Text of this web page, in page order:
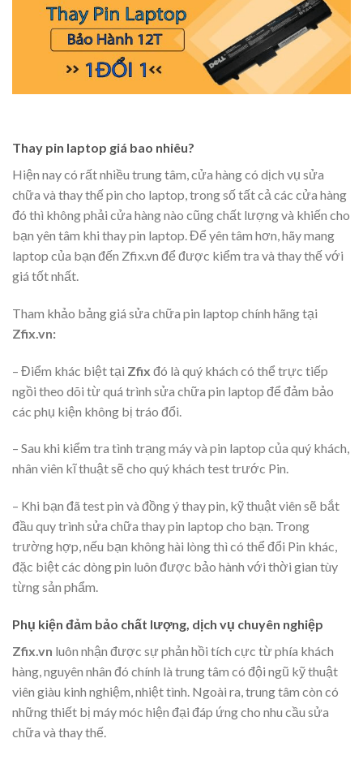
Thay pin laptop giá bao nhiêu?
Hiện nay có rất nhiều trung tâm, cửa hàng có dịch vụ sửa
chữa và thay thế pin cho laptop, trong số tất cả các cửa hàng
đó thì không phải cửa hàng nào cũng chất lượng và khiến cho
bạn yên tâm khi thay pin laptop. Để yên tâm hơn, hãy mang
laptop của bạn đến Zfix.vn để được kiểm tra và thay thế với
giá tốt nhất.
Tham khảo bảng giá sửa chữa pin laptop chính hãng tại
Zfix.vn:
– Điểm khác biệt tại Zfix đó là quý khách có thể trực tiếp
ngồi theo dõi từ quá trình sửa chữa pin laptop để đảm bảo
các phụ kiện không bị tráo đổi.
– Sau khi kiểm tra tình trạng máy và pin laptop của quý khách,
nhân viên kĩ thuật sẽ cho quý khách test trước Pin.
– Khi bạn đã test pin và đồng ý thay pin, kỹ thuật viên sẽ bắt
đầu quy trình sửa chữa thay pin laptop cho bạn. Trong
trường hợp, nếu bạn không hài lòng thì có thể đổi Pin khác,
đặc biệt các dòng pin luôn được bảo hành với thời gian tùy
từng sản phẩm.
Phụ kiện đảm bảo chất lượng, dịch vụ chuyên nghiệp
Zfix.vn luôn nhận được sự phản hồi tích cực từ phía khách
hàng, nguyên nhân đó chính là trung tâm có đội ngũ kỹ thuật
viên giàu kinh nghiệm, nhiệt tình. Ngoài ra, trung tâm còn có
những thiết bị máy móc hiện đại đáp ứng cho nhu cầu sửa
chữa và thay thế.